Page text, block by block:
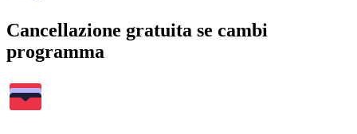
Cancellazione gratuita se cambi
programma